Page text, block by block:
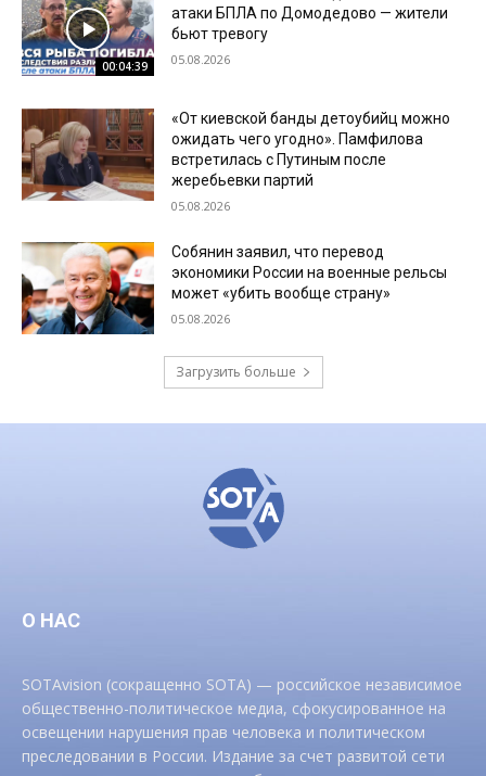
00:04:39
атаки БПЛА по Домодедово — жители
бьют тревогу
05.08.2026
«От киевской банды детоубийц можно
ожидать чего угодно». Памфилова
встретилась с Путиным после
жеребьевки партий
05.08.2026
Собянин заявил, что перевод
экономики России на военные рельсы
может «убить вообще страну»
05.08.2026
Загрузить больше
О НАС
SOTAvision (сокращенно SOTA) — российское независимое
общественно-политическое медиа, сфокусированное на
освещении нарушения прав человека и политическом
преследовании в России. Издание за счет развитой сети